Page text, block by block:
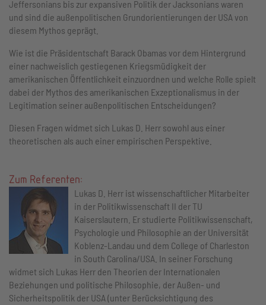
Jeffersonians bis zur expansiven Politik der Jacksonians waren
und sind die außenpolitischen Grundorientierungen der USA von
diesem Mythos geprägt.
Wie ist die Präsidentschaft Barack Obamas vor dem Hintergrund
einer nachweislich gestiegenen Kriegsmüdigkeit der
amerikanischen Öffentlichkeit einzuordnen und welche Rolle spielt
dabei der Mythos des amerikanischen Exzeptionalismus in der
Legitimation seiner außenpolitischen Entscheidungen?
Diesen Fragen widmet sich Lukas D. Herr sowohl aus einer
theoretischen als auch einer empirischen Perspektive.
Zum Referenten:
Lukas D. Herr ist wissenschaftlicher Mitarbeiter
in der Politikwissenschaft II der TU
Kaiserslautern. Er studierte Politikwissenschaft,
Psychologie und Philosophie an der Universität
Koblenz-Landau und dem College of Charleston
in South Carolina/USA. In seiner Forschung
widmet sich Lukas Herr den Theorien der Internationalen
Beziehungen und politische Philosophie, der Außen- und
Sicherheitspolitik der USA (unter Berücksichtigung des